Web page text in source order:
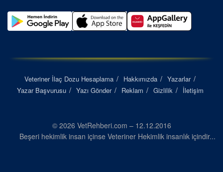
Veteriner İlaç Dozu Hesaplama Hakkımızda
Yazarlar
Yazar Başvurusu
Yazı Gönder Reklam Gizlilik İletişim
© 2026 VetRehberi.com – 12.12.2016
Beşeri hekimlik insan içinse Veteriner Hekimlik insanlık içindir...